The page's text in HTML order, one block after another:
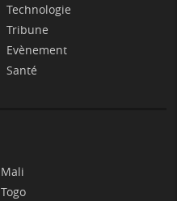
Technologie
Tribune
Evènement
Santé
Mali
Togo